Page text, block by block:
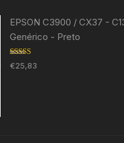
EPSON C3900 / CX37 -
Genérico - Preto
Avaliação
5.00de 5
€25,83